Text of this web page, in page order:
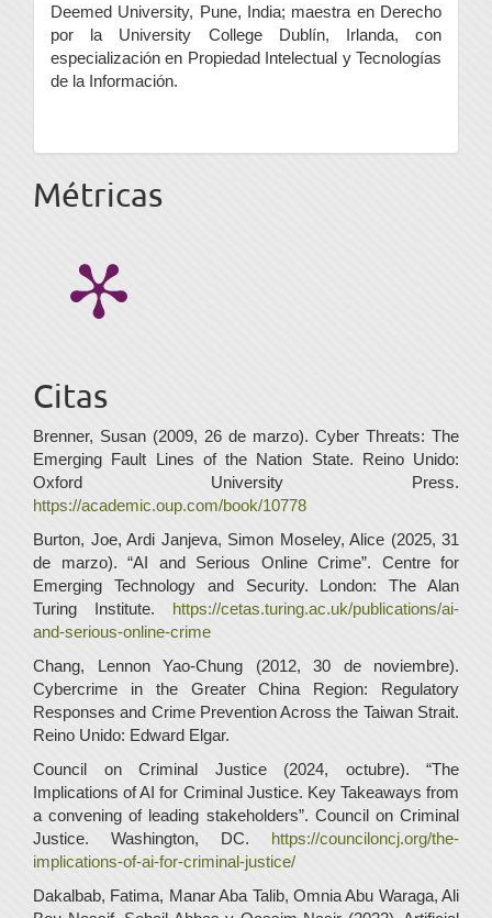
Deemed University, Pune, India; maestra en Derecho
por la University College Dublín, Irlanda, con
especialización en Propiedad Intelectual y Tecnologías
de la Información.
Métricas
Citas
Brenner, Susan (2009, 26 de marzo). Cyber Threats: The
Emerging Fault Lines of the Nation State. Reino Unido:
Oxford University Press.
https://academic.oup.com/book/10778
Burton, Joe, Ardi Janjeva, Simon Moseley, Alice (2025, 31
de marzo). “AI and Serious Online Crime”. Centre for
Emerging Technology and Security. London: The Alan
Turing Institute. https://cetas.turing.ac.uk/publications/ai-
and-serious-online-crime
Chang, Lennon Yao-Chung (2012, 30 de noviembre).
Cybercrime in the Greater China Region: Regulatory
Responses and Crime Prevention Across the Taiwan Strait.
Reino Unido: Edward Elgar.
Council on Criminal Justice (2024, octubre). “The
Implications of AI for Criminal Justice. Key Takeaways from
a convening of leading stakeholders”. Council on Criminal
Justice. Washington, DC. https://counciloncj.org/the-
implications-of-ai-for-criminal-justice/
Dakalbab, Fatima, Manar Aba Talib, Omnia Abu Waraga, Ali